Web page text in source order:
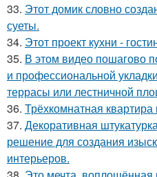
33. Этот домик словно
суеты.
34. Этот проект кухни -
35. В этом видео пошагово
и профессиональной
террасы или лестничной
36. Трёхкомнатная
37. Декоративная
решение для создания
интерьеров.